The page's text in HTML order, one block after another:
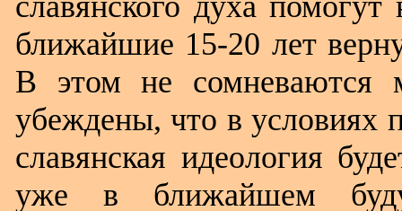
ближайшие 15-20 лет
В этом не сомневаются
убеждены, что в условиях
славянская идеология
уже в ближайшем